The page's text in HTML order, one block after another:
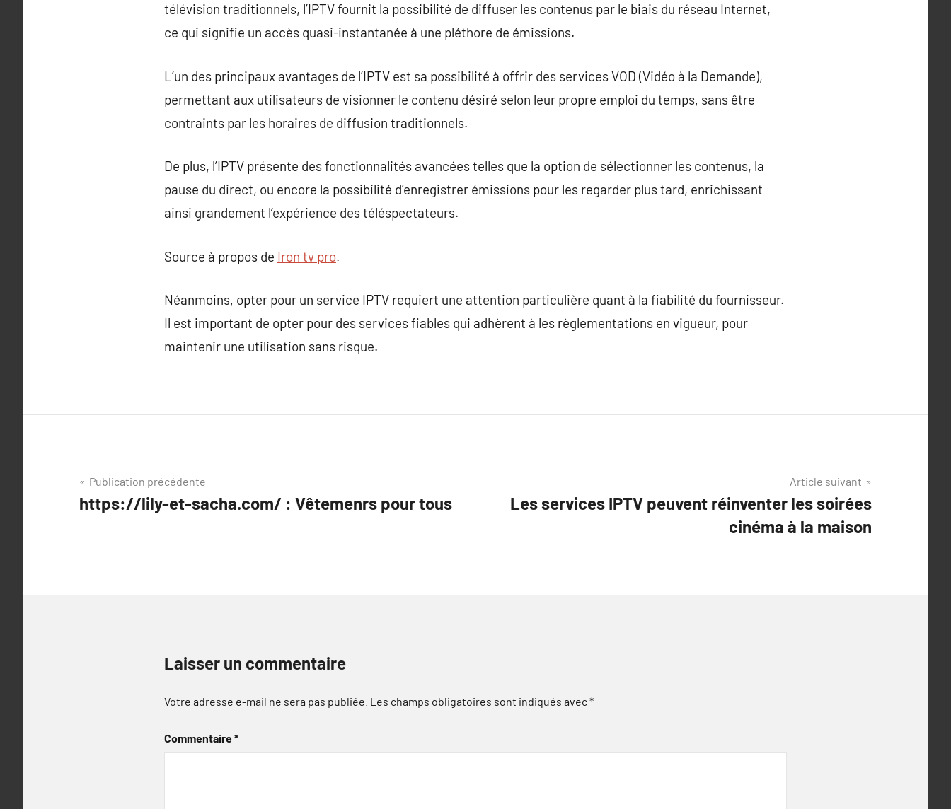
télévision traditionnels, l’IPTV fournit la possibilité de diffuser les contenus par le biais du réseau Internet,
ce qui signifie un accès quasi-instantanée à une pléthore de émissions.
L’un des principaux avantages de l’IPTV est sa possibilité à offrir des services VOD (Vidéo à la Demande),
permettant aux utilisateurs de visionner le contenu désiré selon leur propre emploi du temps, sans être
contraints par les horaires de diffusion traditionnels.
De plus, l’IPTV présente des fonctionnalités avancées telles que la option de sélectionner les contenus, la
pause du direct, ou encore la possibilité d’enregistrer émissions pour les regarder plus tard, enrichissant
ainsi grandement l’expérience des téléspectateurs.
Source à propos de Iron tv pro.
Néanmoins, opter pour un service IPTV requiert une attention particulière quant à la fiabilité du fournisseur.
Il est important de opter pour des services fiables qui adhèrent à les règlementations en vigueur, pour
maintenir une utilisation sans risque.
Navigation
de
Publication précédente
https://lily-et-sacha.com/ : Vêtemenrs pour tous
Article suivant
Les services IPTV peuvent réinventer les soirées
cinéma à la maison
Laisser un commentaire
Votre adresse e-mail ne sera pas publiée. Les champs obligatoires sont indiqués avec*
Commentaire*